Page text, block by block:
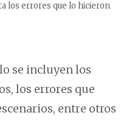
los errores que lo hicieron
se incluyen los
los errores que
entre otros